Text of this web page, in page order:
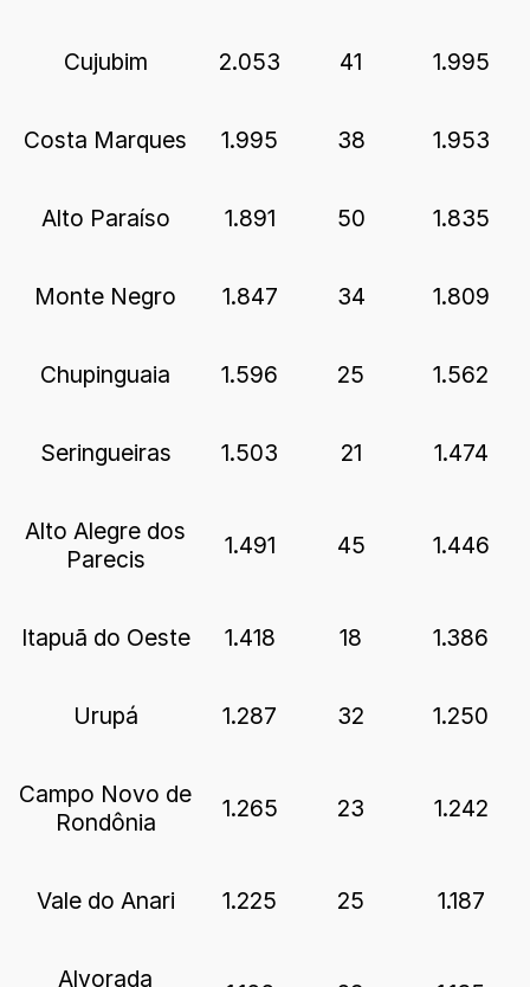
Cujubim 2.053 41 1.995
Costa Marques 1.995 38 1.953
Alto Paraíso 1.891 50 1.835
Monte Negro 1.847 34 1.809
Chupinguaia 1.596 25 1.562
Seringueiras 1.503 21 1.474
Alto Alegre dos
Parecis
1.491 45 1.446
Itapuã do Oeste 1.418 18 1.386
Urupá 1.287 32 1.250
Campo Novo de
Rondônia
1.265 23 1.242
Vale do Anari 1.225 25 1.187
Alvorada